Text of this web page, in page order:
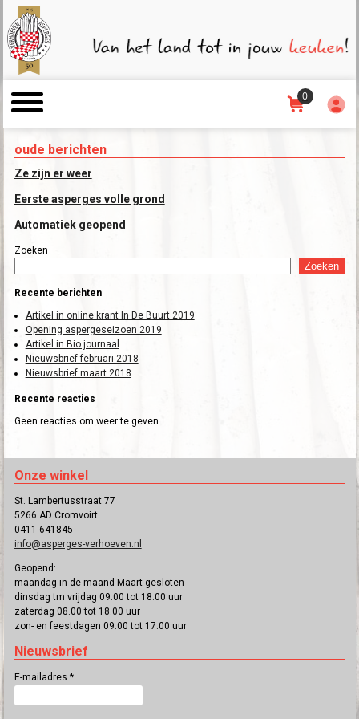
0
oude berichten
Ze zijn er weer
Eerste asperges volle grond
Automatiek geopend
Zoeken
Zoeken
Recente berichten
Artikel in online krant In De Buurt 2019
Opening aspergeseizoen 2019
Artikel in Bio journaal
Nieuwsbrief februari 2018
Nieuwsbrief maart 2018
Recente reacties
Geen reacties om weer te geven.
Onze winkel
St. Lambertusstraat 77
5266 AD Cromvoirt
0411-641845
info@asperges-verhoeven.nl
Geopend:
maandag in de maand Maart gesloten
dinsdag tm vrijdag 09.00 tot 18.00 uur
zaterdag 08.00 tot 18.00 uur
zon- en feestdagen 09.00 tot 17.00 uur
Nieuwsbrief
E-mailadres *